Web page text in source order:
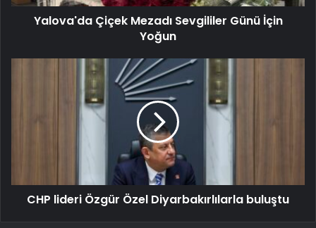
Yalova'da Çiçek Mezadı Sevgililer Günü İçin
Yoğun
CHP lideri Özgür Özel Diyarbakırlılarla buluştu